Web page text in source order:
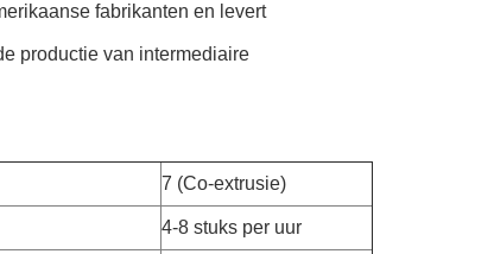
fabrikanten en levert
productie van intermediaire
7 (Co-extrusie)
4-8 stuks per uur